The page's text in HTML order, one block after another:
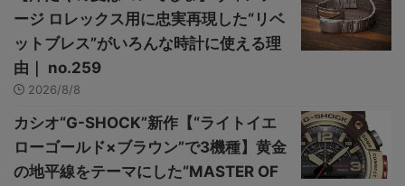
ージ ロレックス用に忠実再現した“リベ
ットブレス”がいろんな時計に使える理
由｜ no.259
2026/8/8
カシオ“G-SHOCK”新作【“ライトイエ
ローゴールド×ブラウン”で3機種】黄金
の地平線をテーマにした“MASTER OF